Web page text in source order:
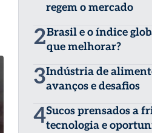
regem o mercado
2Brasil e o índice
que melhorar?
3Indústria de
avanços e desafios
4Sucos prensados a
tecnologia e